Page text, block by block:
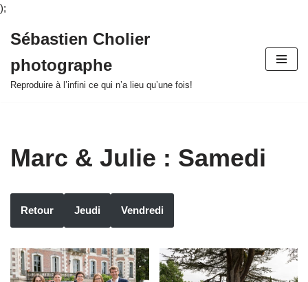
);
au
contenu
Sébastien Cholier
photographe
Reproduire à l’infini ce qui n’a lieu qu’une fois!
Marc & Julie : Samedi
Retour Jeudi Vendredi